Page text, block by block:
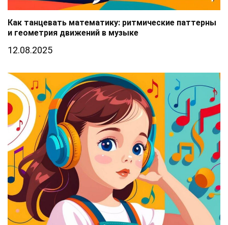
Как танцевать математику: ритмические паттерны
и геометрия движений в музыке
12.08.2025